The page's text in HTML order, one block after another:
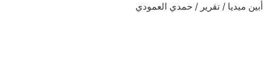
أبين ميديا / تقرير / حمدي العمودي